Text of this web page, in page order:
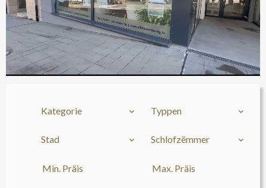
Kategorie Typpen
Stad Schlofzëmmer